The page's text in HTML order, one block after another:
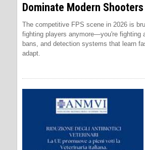
Dominate Modern Shooters
The competitive FPS scene in 2026 is
fighting players anymore—you're fighting
bans, and detection systems that learn
adapt.